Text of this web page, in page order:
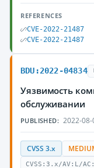
REFERENCES
CVE-2022-21487
CVE-2022-21487
BDU:2022-04834
Уязвимость
обслуживании
PUBLISHED: 2022-08-
CVSS 3.x
CVSS:3.x/AV:L/